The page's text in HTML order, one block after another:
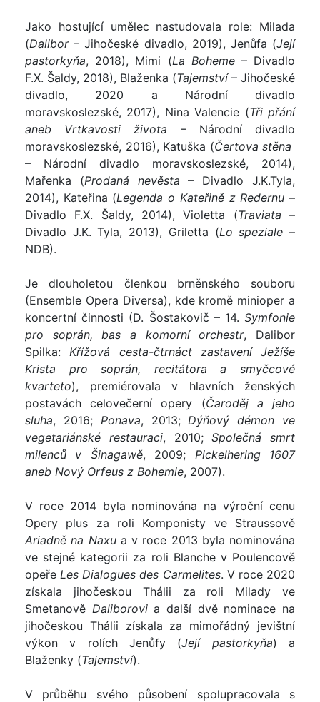
Jako hostující umělec nastudovala role: Milada
(Dalibor– Jihočeské divadlo, 2019), Jenůfa (Její
pastorkyňa, 2018), Mimi (La Boheme– Divadlo
F.X. Šaldy, 2018), Blaženka (Tajemství– Jihočeské
divadlo, 2020 a Národní divadlo
moravskoslezské, 2017), Nina Valencie (Tři přání
aneb Vrtkavosti života – Národní divadlo
moravskoslezské, 2016), Katuška (Čertova stěna
– Národní divadlo moravskoslezské, 2014),
Mařenka (Prodaná nevěsta – Divadlo J.K.Tyla,
2014), Kateřina (Legenda o Kateřině z Redernu –
Divadlo F.X. Šaldy, 2014), Violetta (Traviata –
Divadlo J.K. Tyla, 2013), Griletta (Lo speziale –
NDB).
Je dlouholetou členkou brněnského souboru
(Ensemble Opera Diversa), kde kromě minioper a
koncertní činnosti (D. Šostakovič – 14. Symfonie
pro soprán, bas a komorní orchestr, Dalibor
Spilka:Křížová cesta-čtrnáct zastavení Ježíše
Krista pro soprán, recitátora a smyčcové
kvarteto), premiérovala v hlavních ženských
postavách celovečerní opery (Čaroděj a jeho
sluha, 2016; Ponava, 2013;Dýňový démon ve
vegetariánské restauraci, 2010;Společná smrt
milenců v Šinagawě, 2009; Pickelhering 1607
aneb Nový Orfeus z Bohemie, 2007).
V roce 2014 byla nominována na výroční cenu
Opery plus za roli Komponisty ve Straussově
Ariadně na Naxua v roce 2013 byla nominována
ve stejné kategorii za roli Blanche v Poulencově
opeřeLes Dialogues des Carmelites. V roce 2020
získala jihočeskou Thálii za roli Milady ve
Smetanově Daliborovia další dvě nominace na
jihočeskou Thálii získala za mimořádný jevištní
výkon v rolích Jenůfy (Její pastorkyňa) a
Blaženky (Tajemství).
V průběhu svého působení spolupracovala s